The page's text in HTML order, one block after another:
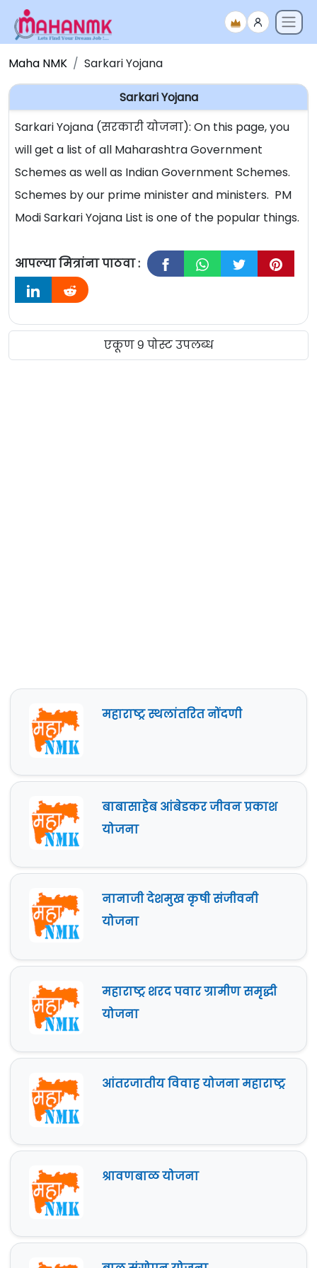
Maha NMK Sarkari Yojana
Sarkari Yojana
Sarkari Yojana (सरकारी योजना): On this page, you
will get a list of all Maharashtra Government
Schemes as well as Indian Government Schemes.
Schemes by our prime minister and ministers. PM
Modi Sarkari Yojana List is one of the popular things.
आपल्या मित्रांना पाठवा :
एकूण ९ पोस्ट उपलब्ध
महाराष्ट्र स्थलांतरित नोंदणी
बाबासाहेब आंबेडकर जीवन प्रकाश
योजना
नानाजी देशमुख कृषी संजीवनी
योजना
महाराष्ट्र शरद पवार ग्रामीण समृद्धी
योजना
आंतरजातीय विवाह योजना महाराष्ट्र
श्रावणबाळ योजना